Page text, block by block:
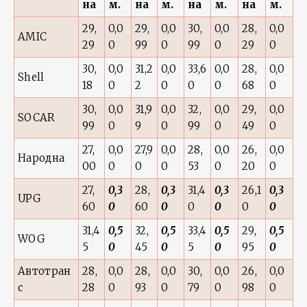
на м. на м. на м. на м.
AMIC
29,
29
0,0
0
29,
99
0,0
0
30,
99
0,0
0
28,
29
0,0
0
Shell
30,
18
0,0
0
31,2
2
0,0
0
33,6
0
0,0
0
28,
68
0,0
0
SOCAR
30,
99
0,0
0
31,9
9
0,0
0
32,
99
0,0
0
29,
49
0,0
0
Народна
27,
00
0,0
0
27,9
0
0,0
0
28,
53
0,0
0
26,
20
0,0
0
UPG
27,
60
0,3
0
28,
60
0,3
0
31,4
0
0,3
0
26,1
0
0,3
0
WOG
31,4
5
0,5
0
32,
45
0,5
0
33,4
5
0,5
0
29,
95
0,5
0
Автотран
с
28,
28
0,0
0
28,
93
0,0
0
30,
79
0,0
0
26,
98
0,0
0